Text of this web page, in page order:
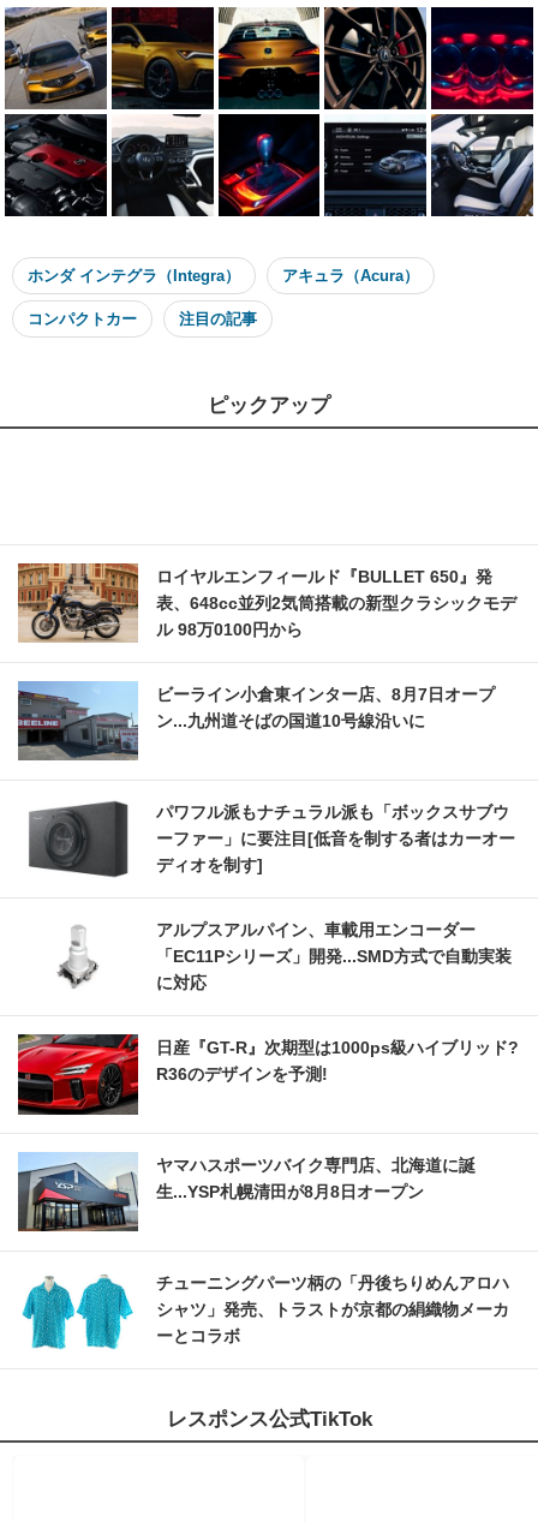
ホンダ インテグラ（Integra） アキュラ（Acura）
コンパクトカー 注目の記事
ピックアップ
ロイヤルエンフィールド『BULLET 650』発
表、648cc並列2気筒搭載の新型クラシックモデ
ル 98万0100円から
ビーライン小倉東インター店、8月7日オープ
ン...九州道そばの国道10号線沿いに
パワフル派もナチュラル派も「ボックスサブウ
ーファー」に要注目[低音を制する者はカーオー
ディオを制す]
アルプスアルパイン、車載用エンコーダー
「EC11Pシリーズ」開発...SMD方式で自動実装
に対応
日産『GT-R』次期型は1000ps級ハイブリッド?
R36のデザインを予測!
ヤマハスポーツバイク専門店、北海道に誕
生...YSP札幌清田が8月8日オープン
チューニングパーツ柄の「丹後ちりめんアロハ
シャツ」発売、トラストが京都の絹織物メーカ
ーとコラボ
レスポンス公式TikTok